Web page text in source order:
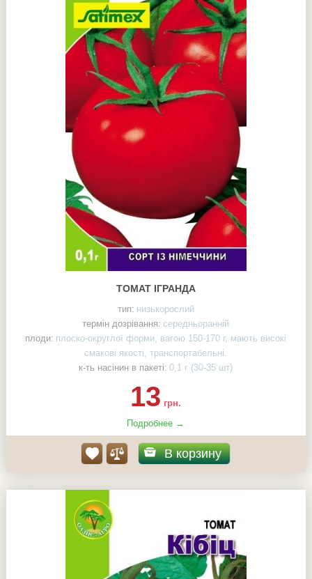
ТОМАТ ІГРАНДА
тип: низькорослий
термін дозрівання: середньоранній
плоди: плоско-округлої форми, вагою 150-170 г, мають високі
смакові якості, транспортабельні.
к-ть насінин в пакеті: 0,1 г (30-35 шт)
13 грн.
Подробнее →
В корзину